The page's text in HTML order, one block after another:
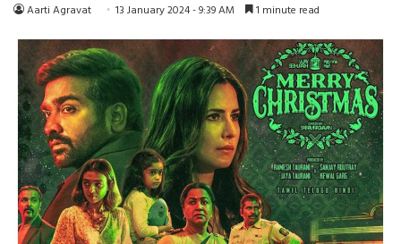
Aarti Agravat 13 January 2024 - 9:39 AM 1 minute read